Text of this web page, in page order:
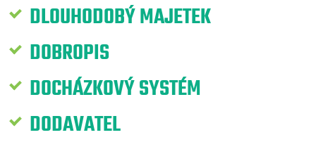
DLOUHODOBÝ MAJETEK
DOBROPIS
DOCHÁZKOVÝ SYSTÉM
DODAVATEL